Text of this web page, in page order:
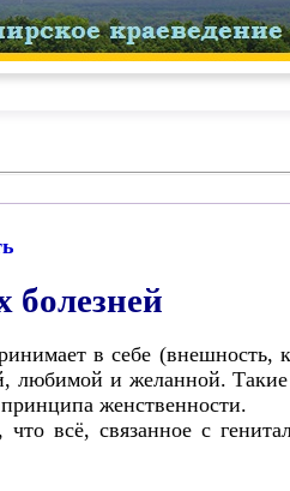
в себе (внешность,
любимой и желанной.
женственности.
всё, связанное с